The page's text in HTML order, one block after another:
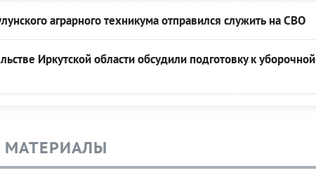
аграрного техникума отправился служить на СВО
Иркутской области обсудили подготовку к уборочной
МАТЕРИАЛЫ